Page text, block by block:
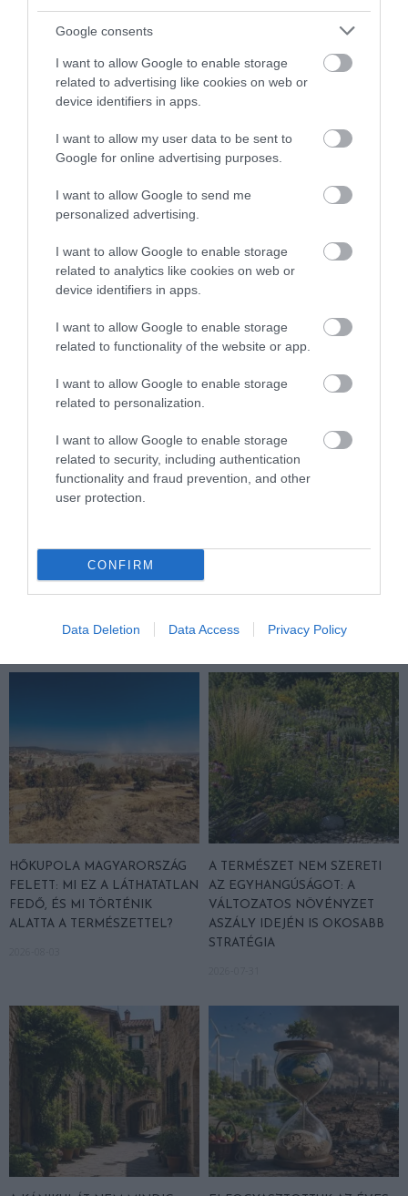
Google consents
I want to allow Google to enable storage
related to advertising like cookies on web or
device identifiers in apps.
I want to allow my user data to be sent to
Google for online advertising purposes.
I want to allow Google to send me
personalized advertising.
I want to allow Google to enable storage
related to analytics like cookies on web or
device identifiers in apps.
I want to allow Google to enable storage
related to functionality of the website or app.
I want to allow Google to enable storage
related to personalization.
I want to allow Google to enable storage
related to security, including authentication
functionality and fraud prevention, and other
user protection.
CONFIRM
Data Deletion Data Access Privacy Policy
2026-08-04
PANNONHALMI
GYÓGYNÖVÉNYKERTBE ÉS
ILLATMÚZEUMBA
2026-08-04
PANNONHALMI FŐAPÁTSÁG
PINCÉSZETÉBE
KIRÁNDULÁS A RAVAZDI
SÖRFŐZDÉBE, A BENCÉS
NEM CSAK A FÖLD
2026-08-04
HŐKUPOLA MAGYARORSZÁG
FELETT: MI EZ A LÁTHATATLAN
FEDŐ, ÉS MI TÖRTÉNIK
ALATTA A TERMÉSZETTEL?
A TERMÉSZET NEM SZERETI
AZ EGYHANGÚSÁGOT: A
VÁLTOZATOS NÖVÉNYZET
ASZÁLY IDEJÉN IS OKOSABB
STRATÉGIA